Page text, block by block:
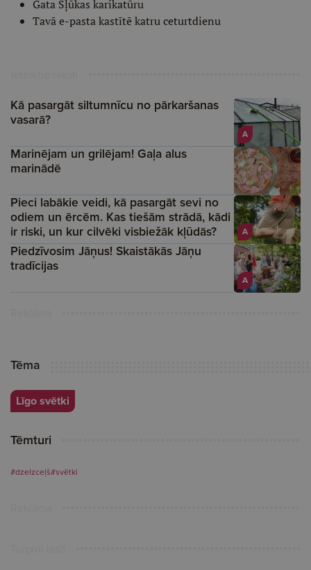
Gata Šļūkas karikatūru
Tavā e-pasta kastītē katru ceturtdienu
A
Kā pasargāt siltumnīcu no pārkaršanas
vasarā?
Marinējam un grilējam! Gaļa alus
marinādē
A
Pieci labākie veidi, kā pasargāt sevi no
odiem un ērcēm. Kas tiešām strādā, kādi
ir riski, un kur cilvēki visbiežāk kļūdās?
A
Piedzīvosim Jāņus! Skaistākās Jāņu
tradīcijas
Tēma
Līgo svētki
Tēmturi
#dzelzceļš#svētki